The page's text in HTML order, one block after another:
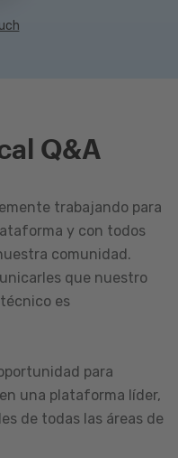
Q&A
trabajando para
y con todos
comunidad.
que nuestro
es
para
una plataforma líder,
de todas las áreas de